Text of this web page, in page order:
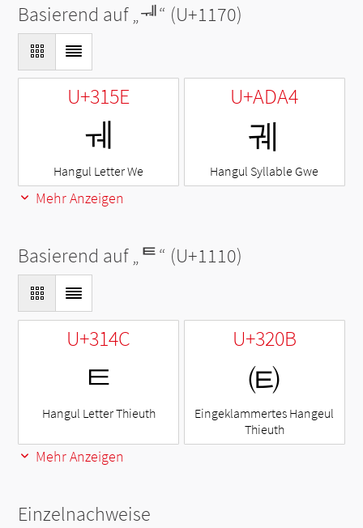
Basierend auf „ᅰ“ (U+1170)
U+315E
ㅞ
Hangul Letter We
U+ADA4
궤
Hangul Syllable Gwe
Mehr Anzeigen
Basierend auf „ᄐ“ (U+1110)
U+314C
ㅌ
Hangul Letter Thieuth
U+320B
㈋
Eingeklammertes Hangeul
Thieuth
Mehr Anzeigen
Einzelnachweise